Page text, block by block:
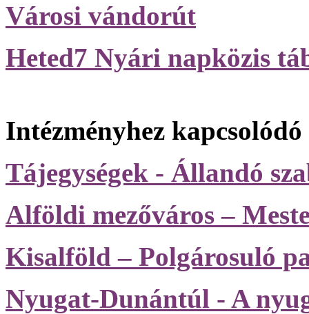
Városi vándorút
Heted7 Nyári napközis
Intézményhez
Tájegységek - Állandó
Alföldi mezőváros –
Kisalföld – Polgárosuló
Nyugat-Dunántúl - A